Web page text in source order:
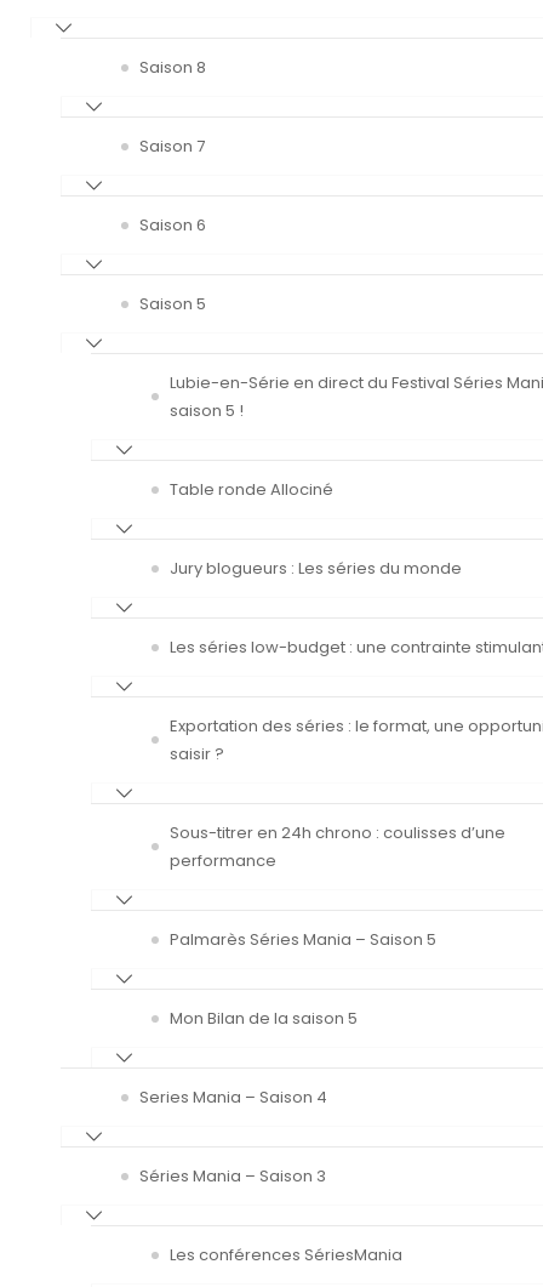
Saison 8
Saison 7
Saison 6
Saison 5
Lubie-en-Série en direct du Festival Séries
saison 5 !
Table ronde Allociné
Jury blogueurs : Les séries du monde
Les séries low-budget : une contrainte
Exportation des séries : le format, une
saisir ?
Sous-titrer en 24h chrono : coulisses d’une
performance
Palmarès Séries Mania – Saison 5
Mon Bilan de la saison 5
Series Mania – Saison 4
Séries Mania – Saison 3
Les conférences SériesMania